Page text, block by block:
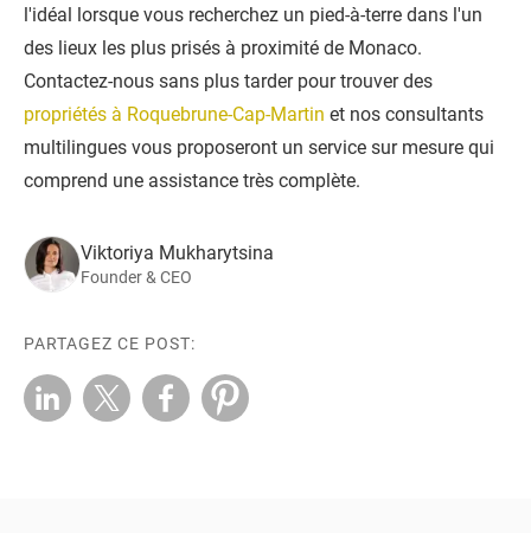
l'idéal lorsque vous recherchez un pied-à-terre dans l'un
des lieux les plus prisés à proximité de Monaco.
Contactez-nous sans plus tarder pour trouver des
propriétés à Roquebrune-Cap-Martin et nos consultants
multilingues vous proposeront un service sur mesure qui
comprend une assistance très complète.
Viktoriya Mukharytsina
Founder & CEO
PARTAGEZ CE POST: